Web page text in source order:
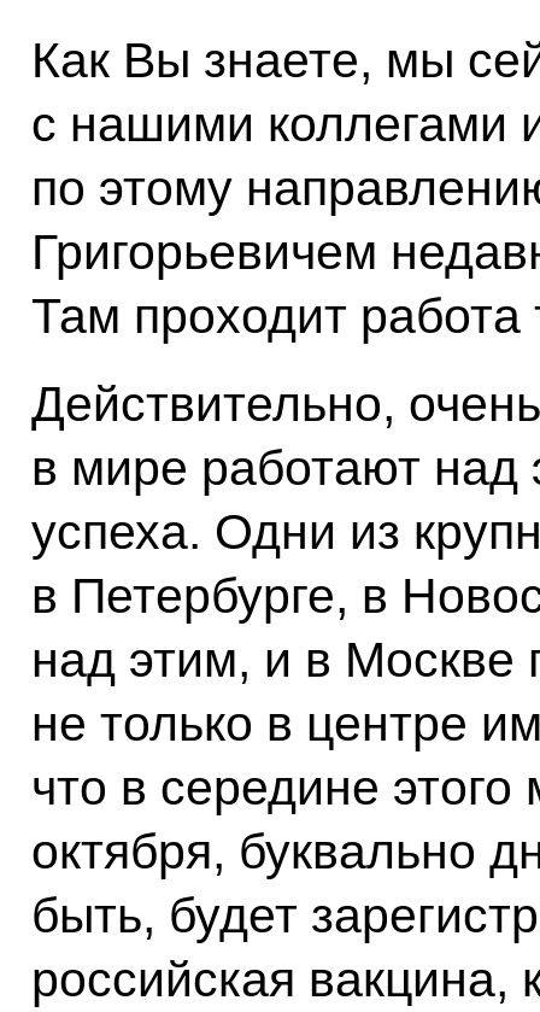
Как Вы знаете, мы
с нашими коллегами
по этому
Григорьевичем
Там проходит
Действительно,
в мире работают
успеха. Одни из
в Петербурге, в
над этим, и в Москве
не только в центре
что в середине
октября, буквально
быть, будет
российская вакцина,